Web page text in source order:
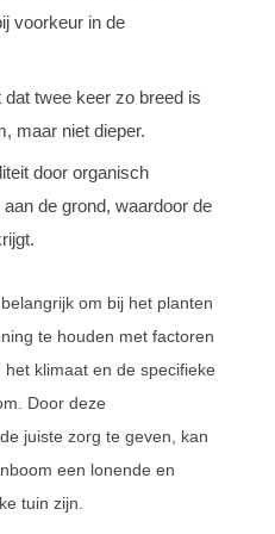
voorkeur in de
twee keer zo breed is
maar niet dieper.
door organisch
de grond, waardoor de
om bij het planten
te houden met factoren
klimaat en de specifieke
Door deze
juiste zorg te geven, kan
een lonende en
tuin zijn.